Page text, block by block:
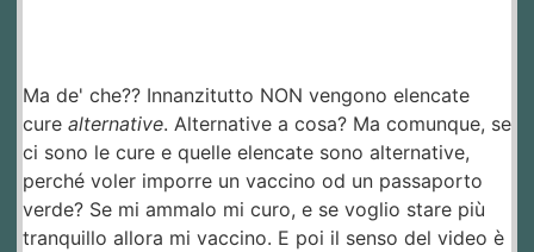
Ma de' che?? Innanzitutto NON vengono elencate
cure alternative. Alternative a cosa? Ma comunque, se
ci sono le cure e quelle elencate sono alternative,
perché voler imporre un vaccino od un passaporto
verde? Se mi ammalo mi curo, e se voglio stare più
tranquillo allora mi vaccino. E poi il senso del video è